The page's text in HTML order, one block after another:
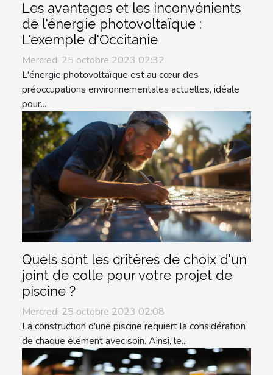
Les avantages et les inconvénients
de l'énergie photovoltaïque :
L'exemple d'Occitanie
Mercredi 25 octobre 2023 02:32
L'énergie photovoltaïque est au cœur des
préoccupations environnementales actuelles, idéale
pour...
Quels sont les critères de choix d'un
joint de colle pour votre projet de
piscine ?
Mercredi 25 octobre 2023 02:08
La construction d'une piscine requiert la considération
de chaque élément avec soin. Ainsi, le...